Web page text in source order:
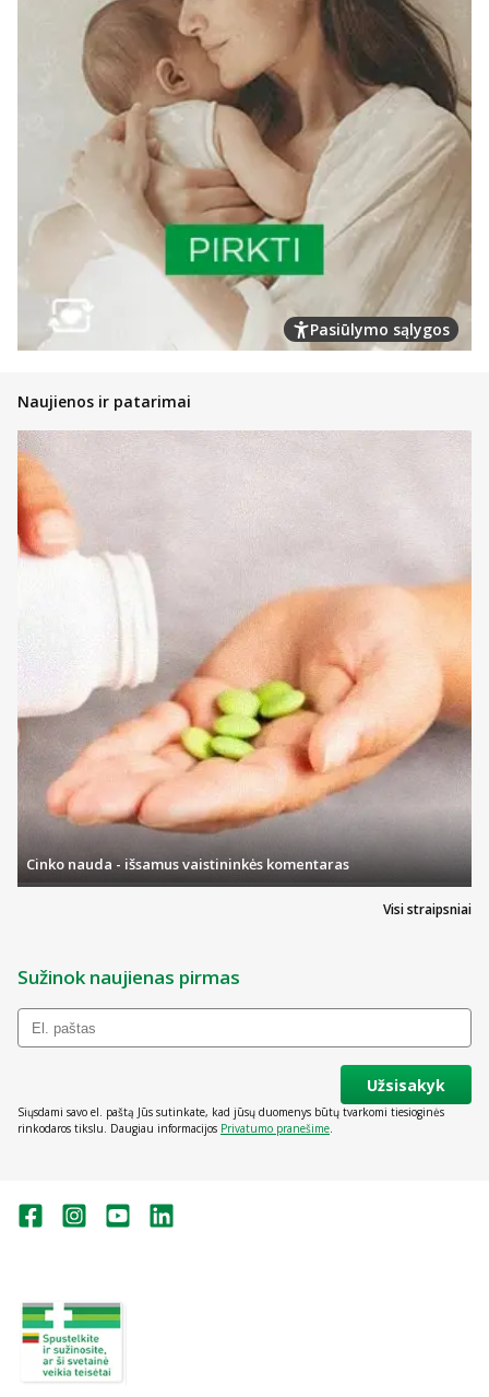
Pasiūlymo sąlygos
Naujienos ir patarimai
Visi straipsniai
Cinko nauda - išsamus vaistininkės komentaras
Sužinok naujienas pirmas
Užsisakyk
Siųsdami savo el. paštą Jūs sutinkate, kad jūsų duomenys būtų tvarkomi tiesioginės
rinkodaros tikslu. Daugiau informacijos Privatumo pranešime.